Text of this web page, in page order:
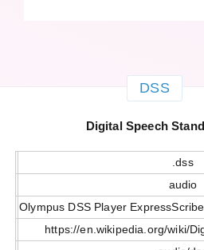
DSS
Digital Speech
.dss
audio
Olympus DSS Player
https://en.wikipedia.org/wiki/